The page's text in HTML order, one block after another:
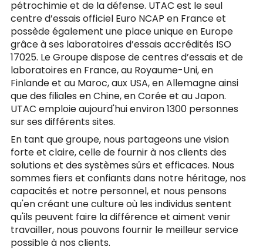
pétrochimie et de la défense. UTAC est le seul
centre d’essais officiel Euro NCAP en France et
possède également une place unique en Europe
grâce à ses laboratoires d’essais accrédités ISO
17025. Le Groupe dispose de centres d’essais et de
laboratoires en France, au Royaume-Uni, en
Finlande et au Maroc, aux USA, en Allemagne ainsi
que des filiales en Chine, en Corée et au Japon.
UTAC emploie aujourd'hui environ 1300 personnes
sur ses différents sites.
En tant que groupe, nous partageons une vision
forte et claire, celle de fournir à nos clients des
solutions et des systèmes sûrs et efficaces. Nous
sommes fiers et confiants dans notre héritage, nos
capacités et notre personnel, et nous pensons
qu'en créant une culture où les individus sentent
qu'ils peuvent faire la différence et aiment venir
travailler, nous pouvons fournir le meilleur service
possible à nos clients.